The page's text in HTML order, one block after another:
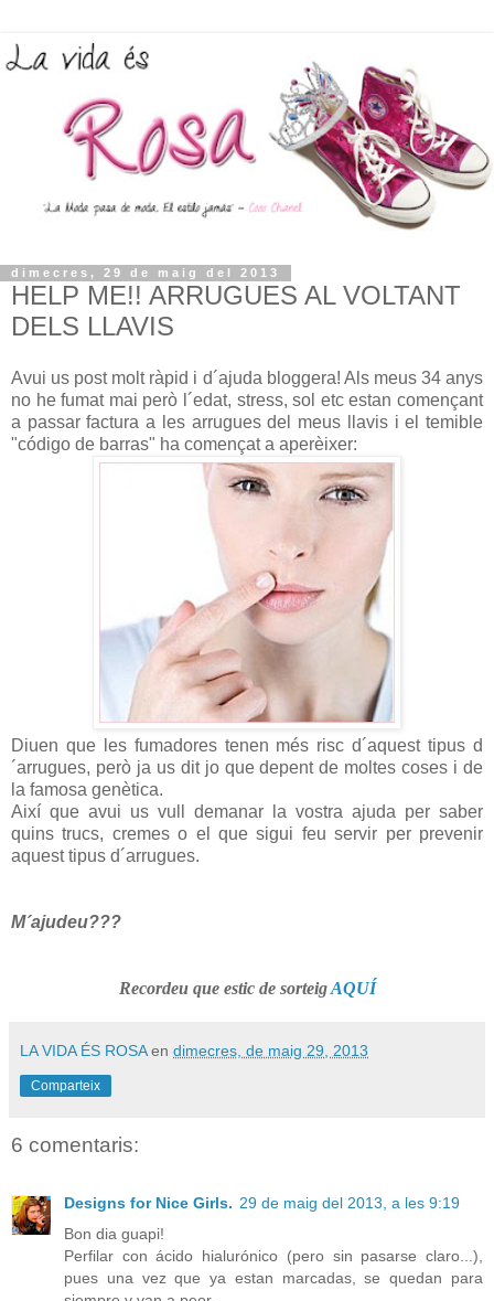
dimecres, 29 de maig del 2013
HELP ME!! ARRUGUES AL VOLTANT
DELS LLAVIS
Avui us post molt ràpid i d´ajuda bloggera! Als meus 34 anys
no he fumat mai però l´edat, stress, sol etc estan començant
a passar factura a les arrugues del meus llavis i el temible
"código de barras" ha començat a aperèixer:
Diuen que les fumadores tenen més risc d´aquest tipus d
´arrugues, però ja us dit jo que depent de moltes coses i de
la famosa genètica.
Així que avui us vull demanar la vostra ajuda per saber
quins trucs, cremes o el que sigui feu servir per prevenir
aquest tipus d´arrugues.
M´ajudeu???
Recordeu que estic de sorteigAQUÍ
LA VIDA ÉS ROSA en dimecres, de maig 29, 2013
Comparteix
6 comentaris:
Designs for Nice Girls. 29 de maig del 2013, a les 9:19
Bon dia guapi!
Perfilar con ácido hialurónico (pero sin pasarse claro...),
pues una vez que ya estan marcadas, se quedan para